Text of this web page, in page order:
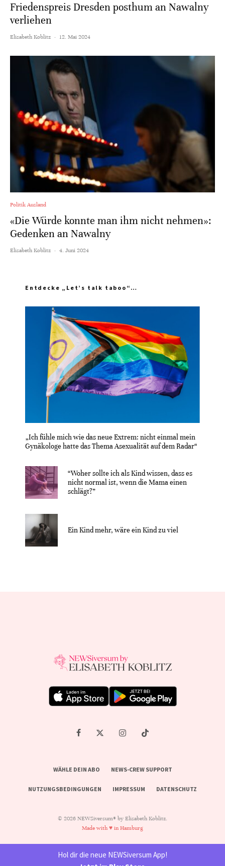
Friedenspreis Dresden posthum an Nawalny
verliehen
Elisabeth Koblitz · 12. Mai 2024
Politik Ausland
«Die Würde konnte man ihm nicht nehmen»:
Gedenken an Nawalny
Elisabeth Koblitz · 4. Juni 2024
Entdecke „Let’s talk taboo“…
„Ich fühle mich wie das neue Extrem: nicht einmal mein
Gynäkologe hatte das Thema Asexualität auf dem Radar“
“Woher sollte ich als Kind wissen, dass es
nicht normal ist, wenn die Mama einen
schlägt?”
Ein Kind mehr, wäre ein Kind zu viel
WÄHLE DEIN ABO NEWS-CREW SUPPORT
NUTZUNGSBEDINGUNGEN IMPRESSUM DATENSCHUTZ
© 2026 NEWSiversum® by Elisabeth Koblitz.
Made with ♥ in Hamburg
Hol dir die neue NEWSiversum App!